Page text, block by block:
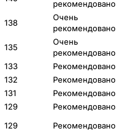
рекомендовано
138
Очень
рекомендовано
135
Очень
рекомендовано
133
Рекомендовано
132
Рекомендовано
131
Рекомендовано
129
Рекомендовано
129
Рекомендовано